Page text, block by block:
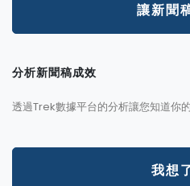
讓新聞
分析新聞稿成效
透過Trek數據平台的分析讓您知道你
我想